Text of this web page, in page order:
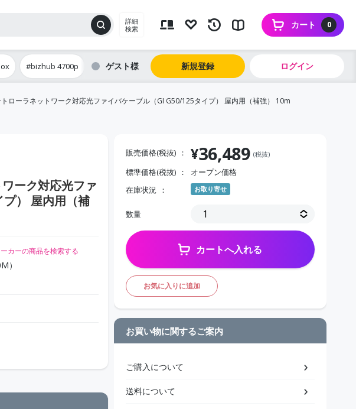
詳細
検索
0
カート
#bizhub 4700p ゲスト 新規登録 ログイン
トローラネットワーク対応光ファイバケーブル（GI G50/125タイプ） 屋内用（補強） 10m
ーク対応光ファ
） 屋内用（補
カーの商品を検索する
）
販売価格(税抜) ¥36,489 (税抜)
標準価格(税抜)
オープン価格
在庫状況
お取り寄せ
数量
カートへ入れる
お気に入りに追加
お買い物に関するご案内
ご購入について
送料について